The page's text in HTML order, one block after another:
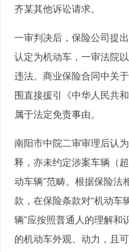
齐某其他诉讼请求。
一审判决后，保险公司提
认定为机动车，一审法院
违法。商业保险合同中关
围直接援引《中华人民共
属于法定免责事由。
南阳市中院二审审理后认
释，亦未约定涉案车辆（
动车辆”范畴。根据保险法
款，在保险条款对“机动车
辆”应按照普通人的理解和
的机动车外观、动力，且